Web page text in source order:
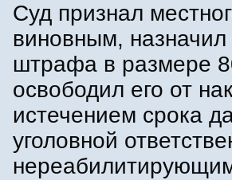
Суд признал
виновным,
штрафа в размере
освободил его от
истечением срока
уголовной